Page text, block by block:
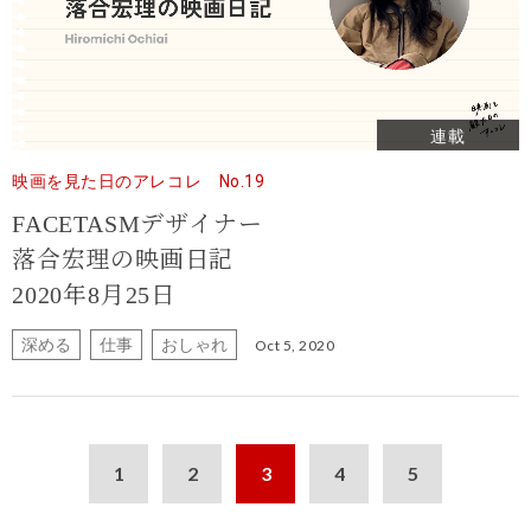
連載
映画を見た日のアレコレ No.19
FACETASMデザイナー
落合宏理の映画日記
2020年8月25日
深める 仕事 おしゃれ Oct 5, 2020
1 2 3 4 5